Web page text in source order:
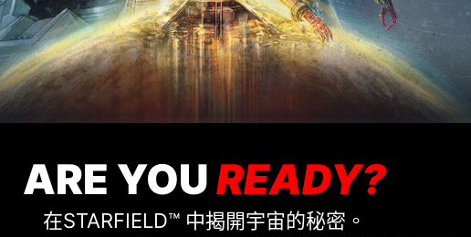
ARE YOUREADY?
在STARFIELD™ 中揭開宇宙的秘密。